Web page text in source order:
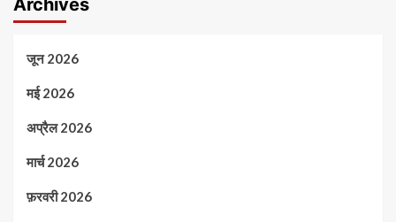
Archives
जून 2026
मई 2026
अप्रैल 2026
मार्च 2026
फ़रवरी 2026